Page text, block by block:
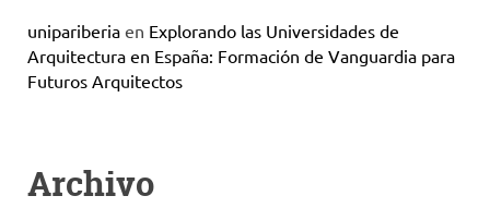
unipariberia en Explorando las Universidades de
Arquitectura en España: Formación de Vanguardia para
Futuros Arquitectos
Archivo